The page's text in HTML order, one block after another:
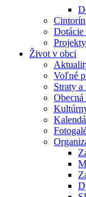
Cintorín
Dotácie
Projekty
Život v obci
Voľné
Straty a